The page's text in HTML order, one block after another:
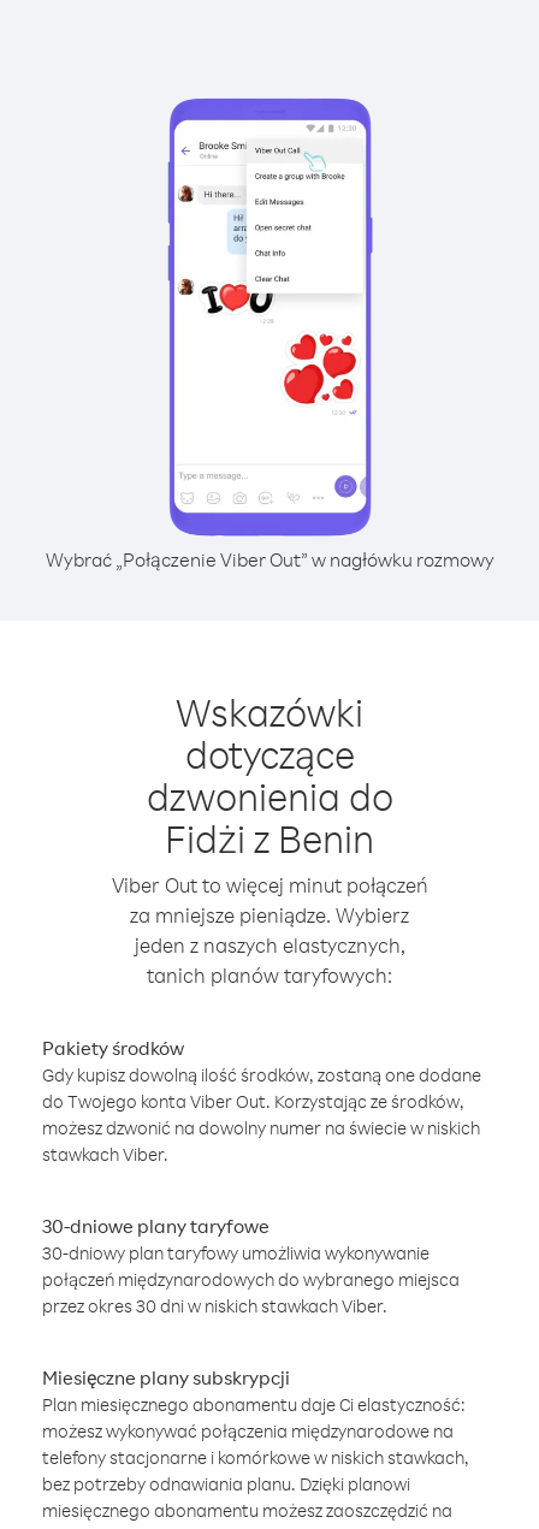
Wybrać „Połączenie Viber Out” w nagłówku rozmowy
Wskazówki
dotyczące
dzwonienia do
Fidżi z Benin
Viber Out to więcej minut połączeń
za mniejsze pieniądze. Wybierz
jeden z naszych elastycznych,
tanich planów taryfowych:
Pakiety środków
Gdy kupisz dowolną ilość środków, zostaną one dodane
do Twojego konta Viber Out. Korzystając ze środków,
możesz dzwonić na dowolny numer na świecie w niskich
stawkach Viber.
30-dniowe plany taryfowe
30-dniowy plan taryfowy umożliwia wykonywanie
połączeń międzynarodowych do wybranego miejsca
przez okres 30 dni w niskich stawkach Viber.
Miesięczne plany subskrypcji
Plan miesięcznego abonamentu daje Ci elastyczność:
możesz wykonywać połączenia międzynarodowe na
telefony stacjonarne i komórkowe w niskich stawkach,
bez potrzeby odnawiania planu. Dzięki planowi
miesięcznego abonamentu możesz zaoszczędzić na